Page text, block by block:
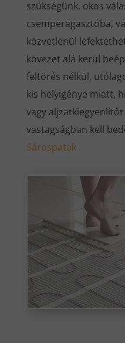
szükségünk, okos
csemperagasztóba,
közvetlenül
kövezet alá kerül
feltörés nélkül,
kis helyigénye miatt,
vagy
vastagságban kell
Sárospatak